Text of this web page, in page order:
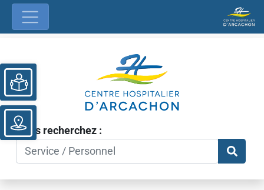
Vous recherchez :
Ouvrir la barre d’outils